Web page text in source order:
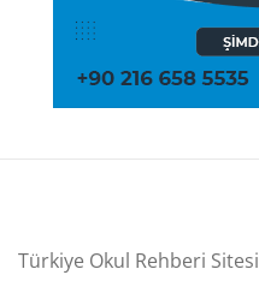
Türkiye Okul Rehberi Sitesi